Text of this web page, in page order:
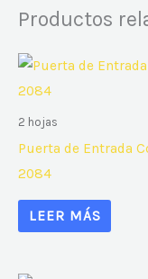
Productos
2 hojas
Puerta de Entrada
2084
LEER MÁS